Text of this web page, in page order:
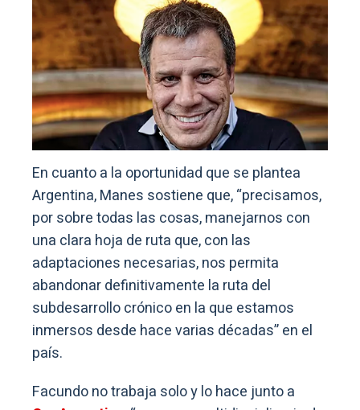
En cuanto a la oportunidad que se plantea
Argentina, Manes sostiene que, “precisamos,
por sobre todas las cosas, manejarnos con
una clara hoja de ruta que, con las
adaptaciones necesarias, nos permita
abandonar definitivamente la ruta del
subdesarrollo crónico en la que estamos
inmersos desde hace varias décadas” en el
país.
Facundo no trabaja solo y lo hace junto a